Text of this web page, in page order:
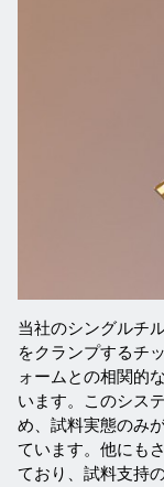
当社のシングルチ
をクランプするチ
ォームとの相関的
います。このシス
め、試料実態のみ
ています。他にも
ており、試料支持